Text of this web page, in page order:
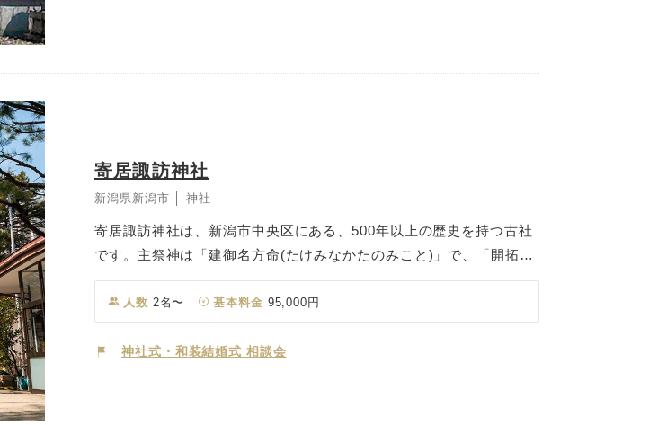
寄居諏訪神社
新潟県新潟市 │ 神社
寄居諏訪神社は、新潟市中央区にある、500年以上の歴史を持つ古社
です。主祭神は「建御名方命(たけみなかたのみこと)」で、「開拓と
武勇」のご利益があるとされ、無病息災、人生開拓、合格祈願、厄
除、商売繁昌など多くの市民に崇敬されています。境内には「福一稲
荷大明神(ふくいちいなりだいみょうじん)」も祀られており、五穀豊
穣や商売繁盛、芸能上達のご利益として信仰されています。 地域の
人数 2名〜 基本料金 95,000円
神社式・和装結婚式 相談会